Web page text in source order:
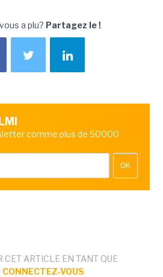
a plu? Partagez le !
comme plus de 50000
OK
CET ARTICLE EN TANT QUE
CONNECTEZ-VOUS